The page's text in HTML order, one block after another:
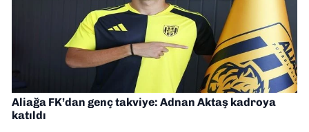
Aliağa FK’dan genç takviye: Adnan Aktaş kadroya
katıldı